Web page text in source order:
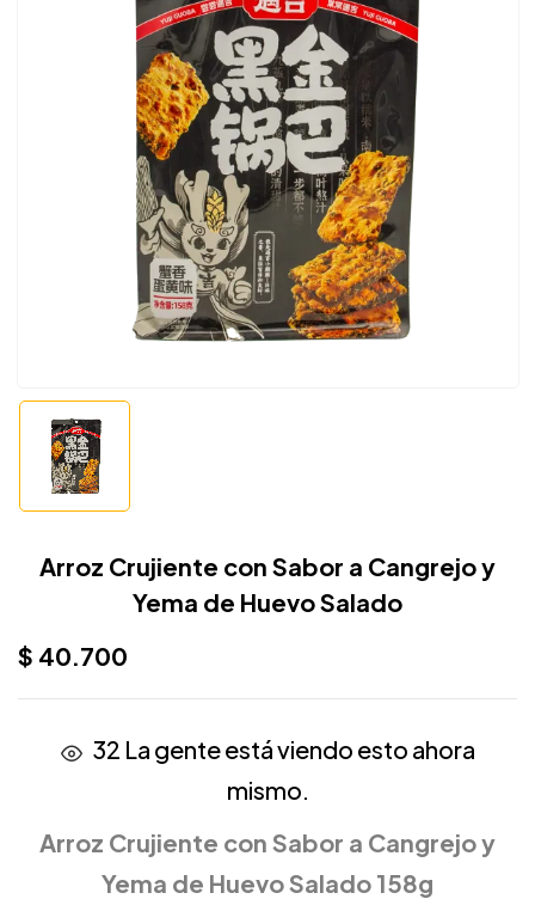
Arroz Crujiente con Sabor a Cangrejo y
Yema de Huevo Salado
$ 40.700
32 La gente está viendo esto ahora
mismo.
Arroz Crujiente con Sabor a Cangrejo y
Yema de Huevo Salado 158g